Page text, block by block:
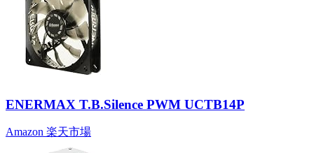
ENERMAX T.B.Silence PWM UCTB14P
Amazon 楽天市場